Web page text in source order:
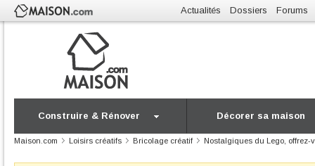
Actualités Dossiers Forums
Construire & Rénover Décorer sa maison
Maison.com Loisirs créatifs Bricolage créatif Nostalgiques du Lego, offrez-